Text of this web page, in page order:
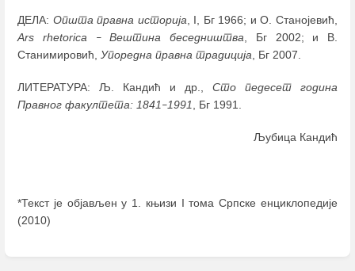
ДЕЛА: Општа правна историја , I, Бг 1966; и О. Станојевић,
Ars rhetorica
–Вештина беседништва , Бг 2002; и В.
Станимировић, Упоредна правна традиција , Бг 2007.
ЛИТЕРАТУРА: Љ. Кандић и др., Сто педесет година
Правног факултета: 1841 –1991 , Бг 1991.
Љубица Кандић
*Текст је објављен у 1. књизи I тома Српске енциклопедије
(2010)